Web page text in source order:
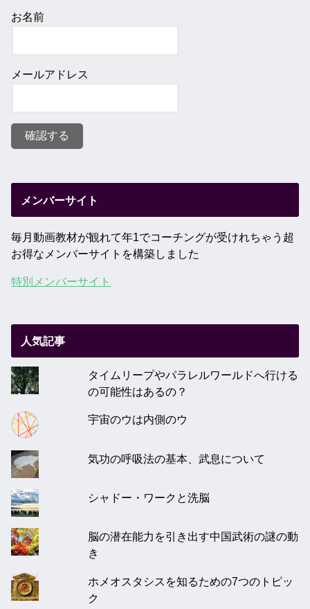
お名前
メールアドレス
メンバーサイト
毎月動画教材が観れて年1でコーチングが受けれちゃう超
お得なメンバーサイトを構築しました
特別メンバーサイト
人気記事
タイムリープやパラレルワールドへ行ける
の可能性はあるの？
宇宙のウは内側のウ
気功の呼吸法の基本、武息について
シャドー・ワークと洗脳
脳の潜在能力を引き出す中国武術の謎の動
き
ホメオスタシスを知るための7つのトピッ
ク